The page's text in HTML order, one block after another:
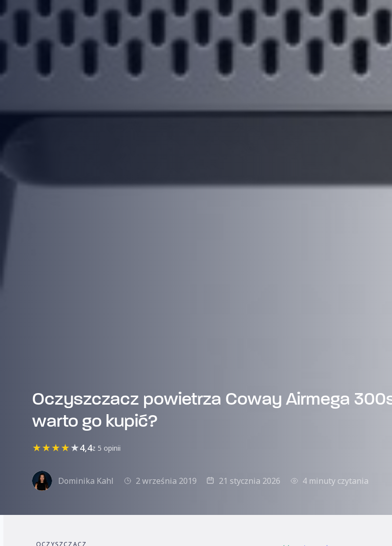
Oczyszczacz powietrza Coway Airmega
warto go kupić?
★★★★★4,4z 5 opinii
Dominika Kahl 2 września 2019 21 stycznia 2026 4 minuty czytania
OCZYSZCZACZ